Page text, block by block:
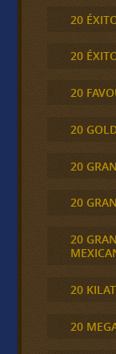
20
20
20
20
20
20
20
20
20